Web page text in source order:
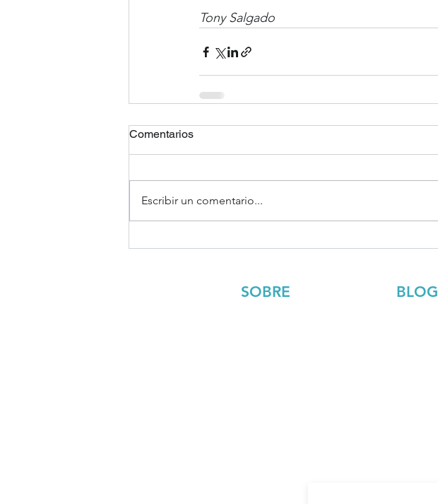
Tony Salgado
Comentarios
Escribir un comentario...
SOBRE BLOG